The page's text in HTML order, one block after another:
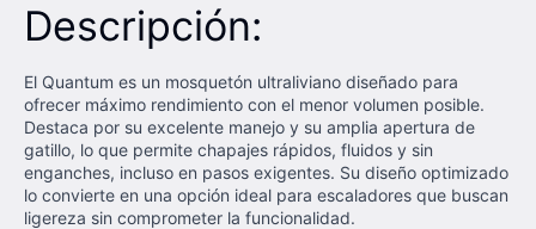
Descripción:
El Quantum es un mosquetón ultraliviano diseñado para
ofrecer máximo rendimiento con el menor volumen posible.
Destaca por su excelente manejo y su amplia apertura de
gatillo, lo que permite chapajes rápidos, fluidos y sin
enganches, incluso en pasos exigentes. Su diseño optimizado
lo convierte en una opción ideal para escaladores que buscan
ligereza sin comprometer la funcionalidad.